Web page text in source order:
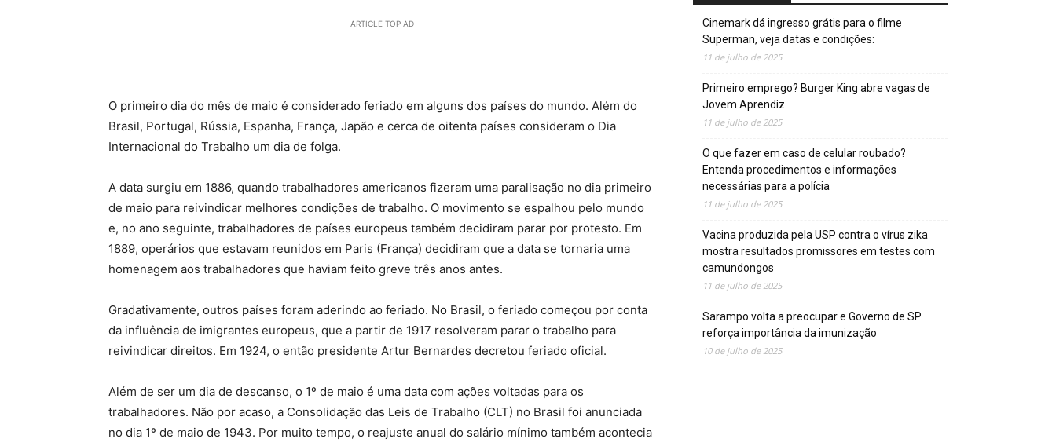
ARTICLE TOP AD
O primeiro dia do mês de maio é considerado feriado em alguns dos países do mundo. Além do
Brasil, Portugal, Rússia, Espanha, França, Japão e cerca de oitenta países consideram o Dia
Internacional do Trabalho um dia de folga.
A data surgiu em 1886, quando trabalhadores americanos fizeram uma paralisação no dia primeiro
de maio para reivindicar melhores condições de trabalho. O movimento se espalhou pelo mundo
e, no ano seguinte, trabalhadores de países europeus também decidiram parar por protesto. Em
1889, operários que estavam reunidos em Paris (França) decidiram que a data se tornaria uma
homenagem aos trabalhadores que haviam feito greve três anos antes.
Gradativamente, outros países foram aderindo ao feriado. No Brasil, o feriado começou por conta
da influência de imigrantes europeus, que a partir de 1917 resolveram parar o trabalho para
reivindicar direitos. Em 1924, o então presidente Artur Bernardes decretou feriado oficial.
Além de ser um dia de descanso, o 1º de maio é uma data com ações voltadas para os
trabalhadores. Não por acaso, a Consolidação das Leis de Trabalho (CLT) no Brasil foi anunciada
no dia 1º de maio de 1943. Por muito tempo, o reajuste anual do salário mínimo também acontecia
Cinemark dá ingresso grátis para o filme
Superman, veja datas e condições:
11 de julho de 2025
Primeiro emprego? Burger King abre vagas de
Jovem Aprendiz
11 de julho de 2025
O que fazer em caso de celular roubado?
Entenda procedimentos e informações
necessárias para a polícia
11 de julho de 2025
Vacina produzida pela USP contra o vírus zika
mostra resultados promissores em testes com
camundongos
11 de julho de 2025
Sarampo volta a preocupar e Governo de SP
reforça importância da imunização
10 de julho de 2025